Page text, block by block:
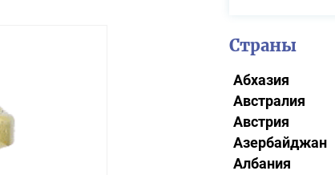
Страны
Абхазия
Австралия
Австрия
Азербайджан
Албания